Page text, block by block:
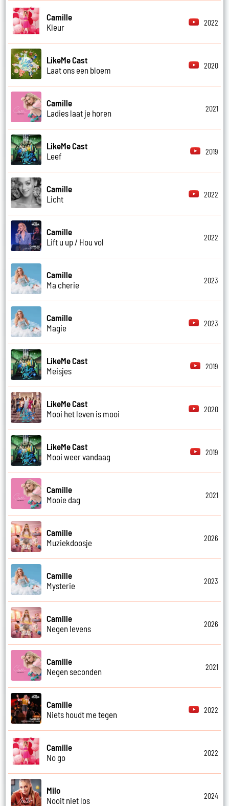
Camille
Kleur
2022
LikeMe Cast
Laat ons een bloem
2020
Camille
Ladies laat je horen
2021
LikeMe Cast
Leef
2019
Camille
Licht
2022
Camille
Lift u up / Hou vol
2022
Camille
Ma cherie
2023
Camille
Magie
2023
LikeMe Cast
Meisjes
2019
LikeMe Cast
Mooi het leven is mooi
2020
LikeMe Cast
Mooi weer vandaag
2019
Camille
Mooie dag
2021
Camille
Muziekdoosje
2026
Camille
Mysterie
2023
Camille
Negen levens
2026
Camille
Negen seconden
2021
Camille
Niets houdt me tegen
2022
Camille
No go
2022
Milo
Nooit niet los
2024